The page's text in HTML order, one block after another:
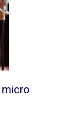
micro